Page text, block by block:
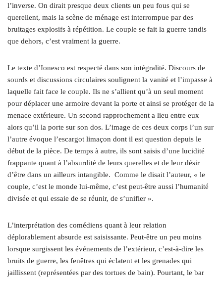
l’inverse. On dirait presque deux clients un peu fous qui se
querellent, mais la scène de ménage est interrompue par des
bruitages explosifs à répétition. Le couple se fait la guerre tandis
que dehors, c’est vraiment la guerre.
Le texte d’Ionesco est respecté dans son intégralité. Discours de
sourds et discussions circulaires soulignent la vanité et l’impasse à
laquelle fait face le couple. Ils ne s’allient qu’à un seul moment
pour déplacer une armoire devant la porte et ainsi se protéger de la
menace extérieure. Un second rapprochement a lieu entre eux
alors qu’il la porte sur son dos. L’image de ces deux corps l’un sur
l’autre évoque l’escargot limaçon dont il est question depuis le
début de la pièce. De temps à autre, ils sont saisis d’une lucidité
frappante quant à l’absurdité de leurs querelles et de leur désir
d’être dans un ailleurs intangible. Comme le disait l’auteur, « le
couple, c’est le monde lui-même, c’est peut-être aussi l’humanité
divisée et qui essaie de se réunir, de s’unifier ».
L’interprétation des comédiens quant à leur relation
déplorablement absurde est saisissante. Peut-être un peu moins
lorsque surgissent les événements de l’extérieur, c’est-à-dire les
bruits de guerre, les fenêtres qui éclatent et les grenades qui
jaillissent (représentées par des tortues de bain). Pourtant, le bar